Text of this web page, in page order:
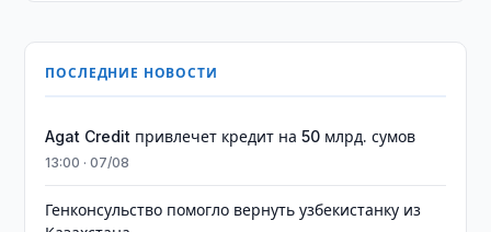
ПОСЛЕДНИЕ НОВОСТИ
Agat Credit привлечет кредит на 50 млрд. сумов
13:00 · 07/08
Генконсульство помогло вернуть узбекистанку из